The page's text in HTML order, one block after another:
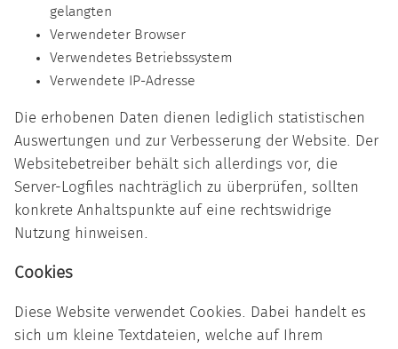
gelangten
Verwendeter Browser
Verwendetes Betriebssystem
Verwendete IP-Adresse
Die erhobenen Daten dienen lediglich statistischen
Auswertungen und zur Verbesserung der Website. Der
Websitebetreiber behält sich allerdings vor, die
Server-Logfiles nachträglich zu überprüfen, sollten
konkrete Anhaltspunkte auf eine rechtswidrige
Nutzung hinweisen.
Cookies
Diese Website verwendet Cookies. Dabei handelt es
sich um kleine Textdateien, welche auf Ihrem